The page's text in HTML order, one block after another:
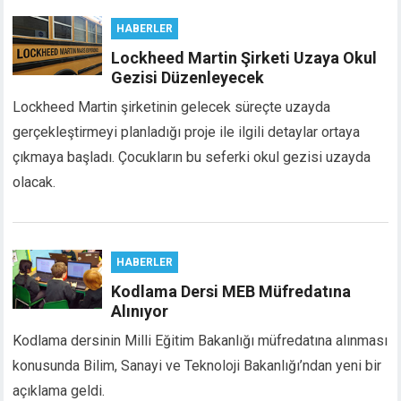
HABERLER
Lockheed Martin Şirketi Uzaya Okul
Gezisi Düzenleyecek
Lockheed Martin şirketinin gelecek süreçte uzayda
gerçekleştirmeyi planladığı proje ile ilgili detaylar ortaya
çıkmaya başladı. Çocukların bu seferki okul gezisi uzayda
olacak.
HABERLER
Kodlama Dersi MEB Müfredatına
Alınıyor
Kodlama dersinin Milli Eğitim Bakanlığı müfredatına alınması
konusunda Bilim, Sanayi ve Teknoloji Bakanlığı’ndan yeni bir
açıklama geldi.